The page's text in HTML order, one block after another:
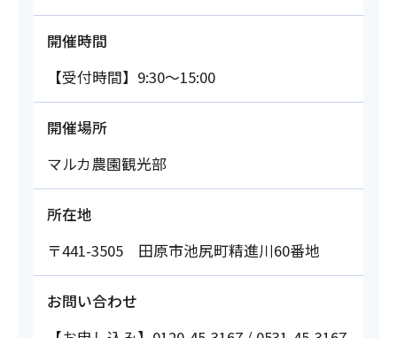
開催時間
【受付時間】9:30～15:00
開催場所
マルカ農園観光部
所在地
〒441-3505 田原市池尻町精進川60番地
お問い合わせ